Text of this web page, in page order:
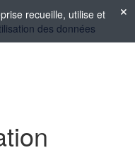
recueille, utilise et
des données